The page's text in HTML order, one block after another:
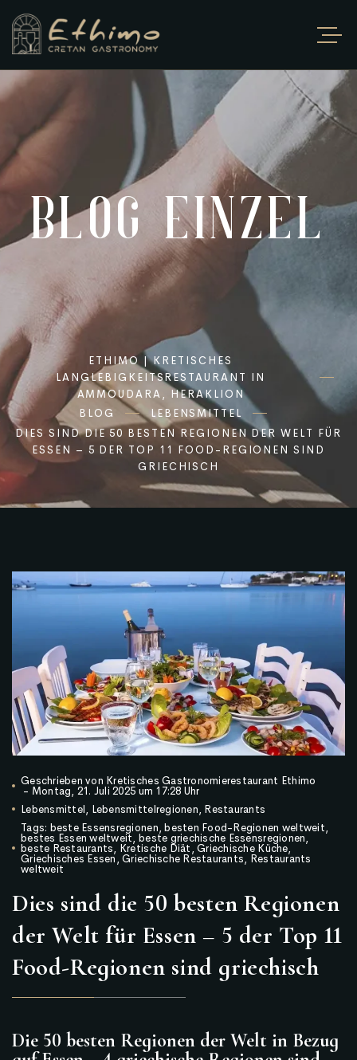
BLOG EINZEL
ETHIMO | KRETISCHES
LANGLEBIGKEITSRESTAURANT IN
AMMOUDARA, HERAKLION
BLOG
LEBENSMITTEL
DIES SIND DIE 50 BESTEN REGIONEN DER WELT FÜR
ESSEN – 5 DER TOP 11 FOOD-REGIONEN SIND
GRIECHISCH
Geschrieben von Kretisches Gastronomierestaurant Ethimo
- Montag, 21. Juli 2025 um 17:28 Uhr
Lebensmittel, Lebensmittelregionen, Restaurants
Tags: beste Essensregionen,besten Food-Regionen weltweit,
bestes Essen weltweit, beste griechische Essensregionen,
beste Restaurants, Kretische Diät,Griechische Küche,
Griechisches Essen,Griechische Restaurants, Restaurants
weltweit
Dies sind die 50 besten Regionen
der Welt für Essen – 5 der Top 11
Food-Regionen sind griechisch
Die 50 besten Regionen der Welt in Bezug